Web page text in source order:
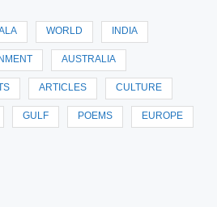
WORLD INDIA
AUSTRALIA
ARTICLES CULTURE
GULF POEMS EUROPE